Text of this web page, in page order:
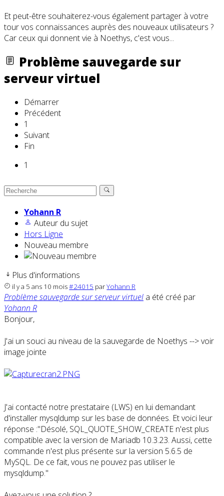
Et peut-être souhaiterez-vous également partager à votre
tour vos connaissances auprès des nouveaux utilisateurs ?
Car ceux qui donnent vie à Noethys, c'est vous...
Problème sauvegarde sur
serveur virtuel
Démarrer
Précédent
1
Suivant
Fin
1
Yohann R
Auteur du sujet
Hors Ligne
Nouveau membre
Plus d'informations
il y a 5 ans 10 mois#24015 parYohann R
Problème sauvegarde sur serveur virtuel a été créé par
Yohann R
Bonjour,
J'ai un souci au niveau de la sauvegarde de Noethys --> voir
image jointe
J'ai contacté notre prestataire (LWS) en lui demandant
d'installer mysqldump sur les base de données. Et voici leur
réponse :"Désolé, SQL_QUOTE_SHOW_CREATE n'est plus
compatible avec la version de Mariadb 10.3.23. Aussi, cette
commande n'est plus présente sur la version 5.6.5 de
MySQL. De ce fait, vous ne pouvez pas utiliser le
mysqldump."